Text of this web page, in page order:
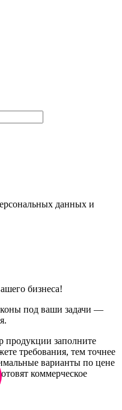
данных и
бизнеса!
под ваши задачи —
продукции заполните
требования, тем точнее
варианты по цене
коммерческое